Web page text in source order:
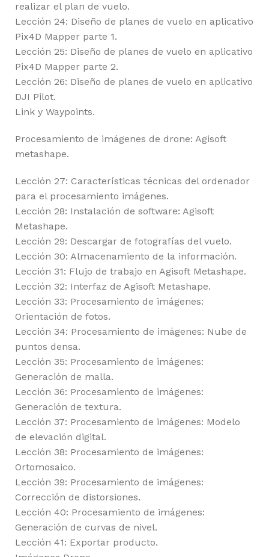
realizar el plan de vuelo.
Lección 24: Diseño de planes de vuelo en aplicativo
Pix4D Mapper parte 1.
Lección 25: Diseño de planes de vuelo en aplicativo
Pix4D Mapper parte 2.
Lección 26: Diseño de planes de vuelo en aplicativo
DJI Pilot.
Link y Waypoints.
Procesamiento de imágenes de drone: Agisoft
metashape.
Lección 27: Características técnicas del ordenador
para el procesamiento imágenes.
Lección 28: Instalación de software: Agisoft
Metashape.
Lección 29: Descargar de fotografías del vuelo.
Lección 30: Almacenamiento de la información.
Lección 31: Flujo de trabajo en Agisoft Metashape.
Lección 32: Interfaz de Agisoft Metashape.
Lección 33: Procesamiento de imágenes:
Orientación de fotos.
Lección 34: Procesamiento de imágenes: Nube de
puntos densa.
Lección 35: Procesamiento de imágenes:
Generación de malla.
Lección 36: Procesamiento de imágenes:
Generación de textura.
Lección 37: Procesamiento de imágenes: Modelo
de elevación digital.
Lección 38: Procesamiento de imágenes:
Ortomosaico.
Lección 39: Procesamiento de imágenes:
Corrección de distorsiones.
Lección 40: Procesamiento de imágenes:
Generación de curvas de nivel.
Lección 41: Exportar producto.